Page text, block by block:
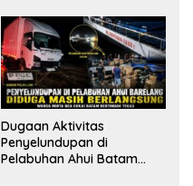
Dugaan Aktivitas
Penyelundupan di
Pelabuhan Ahui Batam